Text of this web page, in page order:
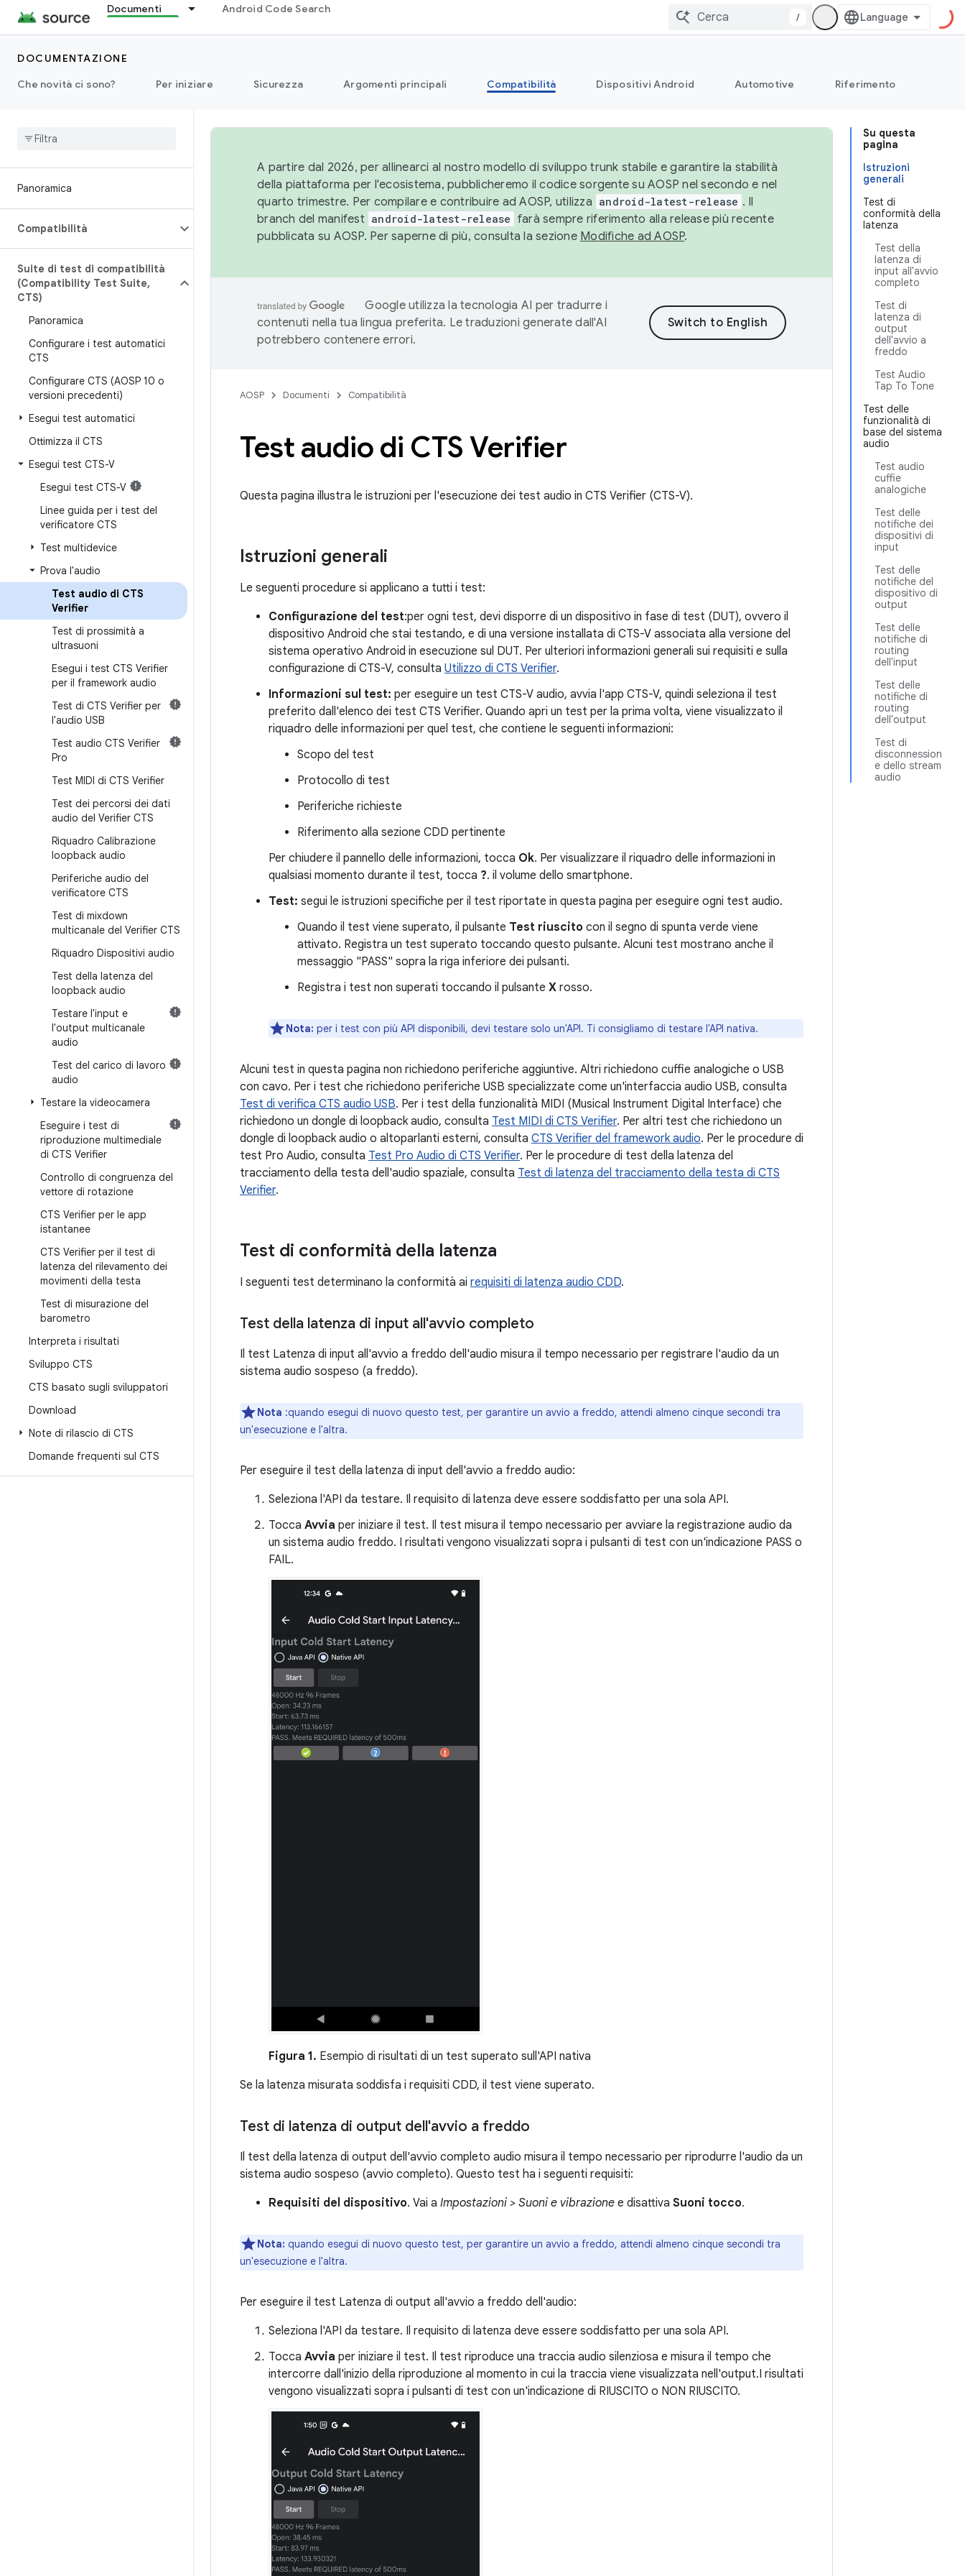
Documenti Android Code Search
/
DOCUMENTAZIONE
Che novità ci sono?
Per iniziare Sicurezza Argomenti principali Compatibilità Dispositivi Android Automotive Riferimento
Panoramica
Compatibilità
Suite di test di compatibilità
(Compatibility Test Suite,
CTS)
Panoramica
Configurare i test automatici
CTS
Configurare CTS (AOSP 10 o
versioni precedenti)
Esegui test automatici
Ottimizza il CTS
Esegui test CTS-V
Esegui test CTS-V
Linee guida per i test del
verificatore CTS
Test multidevice
Prova l'audio
Test audio di CTS
Verifier
Test di prossimità a
ultrasuoni
Esegui i test CTS Verifier
per il framework audio
Test di CTS Verifier per
l'audio USB
Test audio CTS Verifier
Pro
Test MIDI di CTS Verifier
Test dei percorsi dei dati
audio del Verifier CTS
Riquadro Calibrazione
loopback audio
Periferiche audio del
verificatore CTS
Test di mixdown
multicanale del Verifier CTS
Riquadro Dispositivi audio
Test della latenza del
loopback audio
Testare l'input e
l'output multicanale
audio
Test del carico di lavoro
audio
Testare la videocamera
Eseguire i test di
riproduzione multimediale
di CTS Verifier
Controllo di congruenza del
vettore di rotazione
CTS Verifier per le app
istantanee
CTS Verifier per il test di
latenza del rilevamento dei
movimenti della testa
Test di misurazione del
barometro
Interpreta i risultati
Sviluppo CTS
CTS basato sugli sviluppatori
Download
Note di rilascio di CTS
Domande frequenti sul CTS
Su questa
pagina
Istruzioni
generali
Test di
conformità della
latenza
Test della
latenza di
input all'avvio
completo
Test di
latenza di
output
dell'avvio a
freddo
Test Audio
Tap To Tone
Test delle
funzionalità di
base del sistema
audio
Test audio
cuffie
analogiche
Test delle
notifiche dei
dispositivi di
input
Test delle
notifiche del
dispositivo di
output
Test delle
notifiche di
routing
dell'input
Test delle
notifiche di
routing
dell'output
Test di
disconnession
e dello stream
audio
A partire dal 2026, per allinearci al nostro modello di sviluppo trunk stabile e garantire la stabilità
della piattaforma per l'ecosistema, pubblicheremo il codice sorgente su AOSP nel secondo e nel
quarto trimestre. Per compilare e contribuire ad AOSP, utilizza android-latest-release . Il
branch del manifest android-latest-release farà sempre riferimento alla release più recente
pubblicata su AOSP. Per saperne di più, consulta la sezione Modifiche ad AOSP.
Google utilizza la tecnologia AI per tradurre i
contenuti nella tua lingua preferita. Le traduzioni generate dall'AI
potrebbero contenere errori.
AOSP Documenti Compatibilità
Test audio di CTS Verifier
Questa pagina illustra le istruzioni per l'esecuzione dei test audio in CTS Verifier (CTS-V).
Istruzioni generali
Le seguenti procedure si applicano a tutti i test:
Configurazione del test:per ogni test, devi disporre di un dispositivo in fase di test (DUT), ovvero il
dispositivo Android che stai testando, e di una versione installata di CTS-V associata alla versione del
sistema operativo Android in esecuzione sul DUT. Per ulteriori informazioni generali sui requisiti e sulla
configurazione di CTS-V, consulta Utilizzo di CTS Verifier.
Informazioni sul test: per eseguire un test CTS-V audio, avvia l'app CTS-V, quindi seleziona il test
preferito dall'elenco dei test CTS Verifier. Quando apri un test per la prima volta, viene visualizzato il
riquadro delle informazioni per quel test, che contiene le seguenti informazioni:
Scopo del test
Protocollo di test
Periferiche richieste
Riferimento alla sezione CDD pertinente
Per chiudere il pannello delle informazioni, tocca Ok. Per visualizzare il riquadro delle informazioni in
qualsiasi momento durante il test, tocca ?. il volume dello smartphone.
Test: segui le istruzioni specifiche per il test riportate in questa pagina per eseguire ogni test audio.
Quando il test viene superato, il pulsante Test riuscito con il segno di spunta verde viene
attivato. Registra un test superato toccando questo pulsante. Alcuni test mostrano anche il
messaggio "PASS" sopra la riga inferiore dei pulsanti.
Registra i test non superati toccando il pulsante X rosso.
Nota: per i test con più API disponibili, devi testare solo un'API. Ti consigliamo di testare l'API nativa.
Alcuni test in questa pagina non richiedono periferiche aggiuntive. Altri richiedono cuffie analogiche o USB
con cavo. Per i test che richiedono periferiche USB specializzate come un'interfaccia audio USB, consulta
Test di verifica CTS audio USB. Per i test della funzionalità MIDI (Musical Instrument Digital Interface) che
richiedono un dongle di loopback audio, consulta Test MIDI di CTS Verifier. Per altri test che richiedono un
dongle di loopback audio o altoparlanti esterni, consulta CTS Verifier del framework audio. Per le procedure di
test Pro Audio, consulta Test Pro Audio di CTS Verifier. Per le procedure di test della latenza del
tracciamento della testa dell'audio spaziale, consulta Test di latenza del tracciamento della testa di CTS
Verifier.
Test di conformità della latenza
I seguenti test determinano la conformità ai requisiti di latenza audio CDD.
Test della latenza di input all'avvio completo
Il test Latenza di input all'avvio a freddo dell'audio misura il tempo necessario per registrare l'audio da un
sistema audio sospeso (a freddo).
Nota :quando esegui di nuovo questo test, per garantire un avvio a freddo, attendi almeno cinque secondi tra
un'esecuzione e l'altra.
Per eseguire il test della latenza di input dell'avvio a freddo audio:
Seleziona l'API da testare. Il requisito di latenza deve essere soddisfatto per una sola API.
Tocca Avvia per iniziare il test. Il test misura il tempo necessario per avviare la registrazione audio da
un sistema audio freddo. I risultati vengono visualizzati sopra i pulsanti di test con un'indicazione PASS o
FAIL.
Figura 1. Esempio di risultati di un test superato sull'API nativa
Se la latenza misurata soddisfa i requisiti CDD, il test viene superato.
Test di latenza di output dell'avvio a freddo
Il test della latenza di output dell'avvio completo audio misura il tempo necessario per riprodurre l'audio da un
sistema audio sospeso (avvio completo). Questo test ha i seguenti requisiti:
Requisiti del dispositivo. Vai a Impostazioni > Suoni e vibrazione e disattiva Suoni tocco.
Nota: quando esegui di nuovo questo test, per garantire un avvio a freddo, attendi almeno cinque secondi tra
un'esecuzione e l'altra.
Per eseguire il test Latenza di output all'avvio a freddo dell'audio:
Seleziona l'API da testare. Il requisito di latenza deve essere soddisfatto per una sola API.
Tocca Avvia per iniziare il test. Il test riproduce una traccia audio silenziosa e misura il tempo che
intercorre dall'inizio della riproduzione al momento in cui la traccia viene visualizzata nell'output.I risultati
vengono visualizzati sopra i pulsanti di test con un'indicazione di RIUSCITO o NON RIUSCITO.